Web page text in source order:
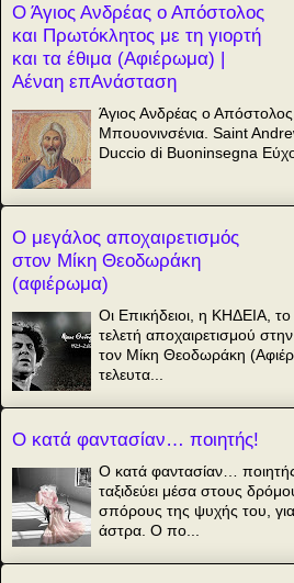
Ο Άγιος Ανδρέας ο Απόστολος
και Πρωτόκλητος με τη γιορτή
και τα έθιμα (Αφιέρωμα) |
Αέναη επΑνάσταση
Άγιος Ανδρέας ο
Μπουονινσένια. Saint
Duccio di Buoninsegna
Ο μεγάλος αποχαιρετισμός
στον Μίκη Θεοδωράκη
(αφιέρωμα)
Οι Επικήδειοι, η ΚΗΔΕΙΑ, το
τελετή αποχαιρετισμού
τον Μίκη Θεοδωράκη
τελευτα...
Ο κατά φαντασίαν… ποιητής!
Ο κατά φαντασίαν…
ταξιδεύει μέσα στους
σπόρους της ψυχής του,
άστρα. Ο πο...